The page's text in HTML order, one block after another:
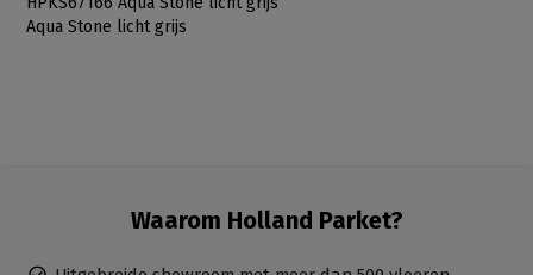
Aqua Stone licht grijs
Waarom Holland Parket?